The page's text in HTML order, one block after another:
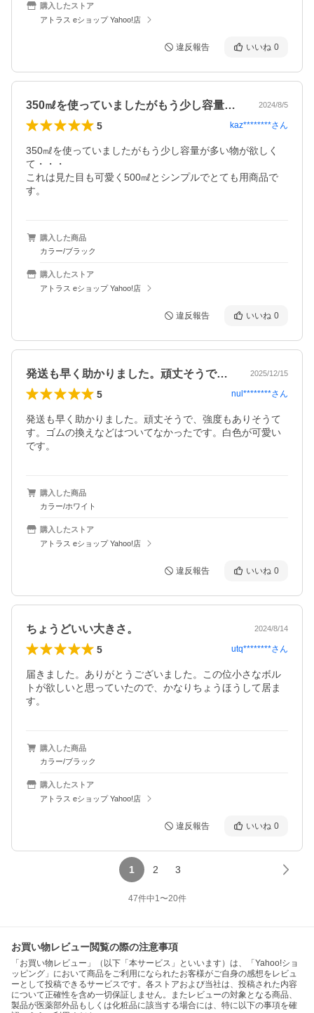
購入したストア
アトラス eショップ Yahoo!店
違反報告 いいね 0
350㎖を使っていましたがもう少し容量… 2024/8/5
5 kaz********さん
350㎖を使っていましたがもう少し容量が多い物が欲しく
て・・・
これは見た目も可愛く500㎖とシンプルでとても用商品で
購入した商品
カラー/ブラック
購入したストア
アトラス eショップ Yahoo!店
違反報告 いいね 0
発送も早く助かりました。頑丈そうで、強… 2025/12/15
5 nul********さん
発送も早く助かりました。頑丈そうで、強度もありそうて
す。ゴムの換えなどはついてなかったです。白色が可愛い
です。
購入した商品
カラー/ホワイト
購入したストア
アトラス eショップ Yahoo!店
違反報告 いいね 0
ちょうどいい大きさ。 2024/8/14
5 utq********さん
届きました。ありがとうございました。この位小さなボル
トが欲しいと思っていたので、かなりちょうほうして居ま
す。
購入した商品
カラー/ブラック
購入したストア
アトラス eショップ Yahoo!店
違反報告 いいね 0
1 2 3
47件中1〜20件
お買い物レビュー閲覧の際の注意事項
「お買い物レビュー」（以下「本サービス」といいます）は、「Yahoo!ショ
ッピング」において商品をご利用になられたお客様がご自身の感想をレビュ
ーとして投稿できるサービスです。各ストアおよび当社は、投稿された内容
について正確性を含め一切保証しません。またレビューの対象となる商品、
製品が医薬部外品もしくは化粧品に該当する場合には、特に以下の事項を確